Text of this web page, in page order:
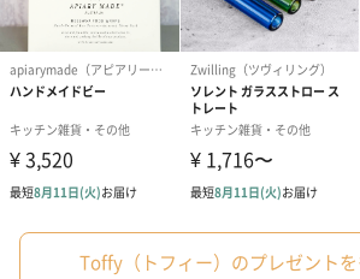
生花のブーケを同梱します。
※9-15時にご注文いただく場合、最短のお
も1日遅くなります。
Toffy（トフィー）のプレゼント